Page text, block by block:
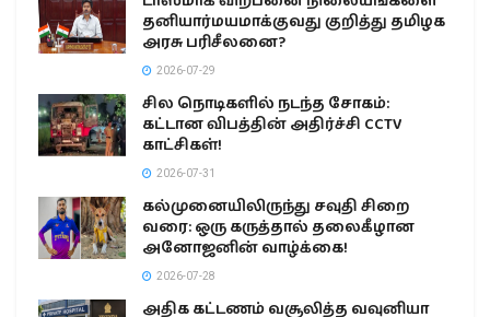
தனியார்மயமாக்குவது குறித்து தமிழக
அரசு பரிசீலனை?
2026-07-29
சில நொடிகளில் நடந்த சோகம்:
கட்டான விபத்தின் அதிர்ச்சி CCTV
காட்சிகள்!
2026-07-31
கல்முனையிலிருந்து சவுதி சிறை
வரை: ஒரு கருத்தால் தலைகீழான
அனோஜனின் வாழ்க்கை!
2026-07-28
அதிக கட்டணம் வசூலித்த வவுனியா